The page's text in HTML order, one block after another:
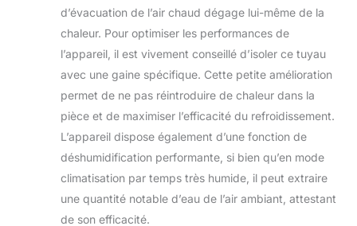
d’évacuation de l’air chaud dégage lui-même de la
chaleur. Pour optimiser les performances de
l’appareil, il est vivement conseillé d’isoler ce tuyau
avec une gaine spécifique. Cette petite amélioration
permet de ne pas réintroduire de chaleur dans la
pièce et de maximiser l’efficacité du refroidissement.
L’appareil dispose également d’une fonction de
déshumidification performante, si bien qu’en mode
climatisation par temps très humide, il peut extraire
une quantité notable d’eau de l’air ambiant, attestant
de son efficacité.